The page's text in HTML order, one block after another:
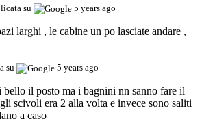
su 5 years ago
larghi , le cabine un po lasciate andare ,
su 5 years ago
bello il posto ma i bagnini nn sanno fare il
scivoli era 2 alla volta e invece sono saliti
a caso